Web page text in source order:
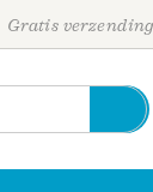
Gratis